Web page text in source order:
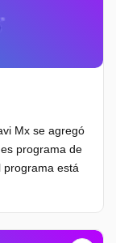
Mx se agregó
programa de
programa está